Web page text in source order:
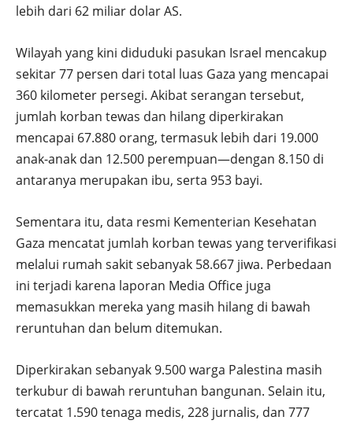
lebih dari 62 miliar dolar AS.
Wilayah yang kini diduduki pasukan Israel mencakup
sekitar 77 persen dari total luas Gaza yang mencapai
360 kilometer persegi. Akibat serangan tersebut,
jumlah korban tewas dan hilang diperkirakan
mencapai 67.880 orang, termasuk lebih dari 19.000
anak-anak dan 12.500 perempuan—dengan 8.150 di
antaranya merupakan ibu, serta 953 bayi.
Sementara itu, data resmi Kementerian Kesehatan
Gaza mencatat jumlah korban tewas yang terverifikasi
melalui rumah sakit sebanyak 58.667 jiwa. Perbedaan
ini terjadi karena laporan Media Office juga
memasukkan mereka yang masih hilang di bawah
reruntuhan dan belum ditemukan.
Diperkirakan sebanyak 9.500 warga Palestina masih
terkubur di bawah reruntuhan bangunan. Selain itu,
tercatat 1.590 tenaga medis, 228 jurnalis, dan 777